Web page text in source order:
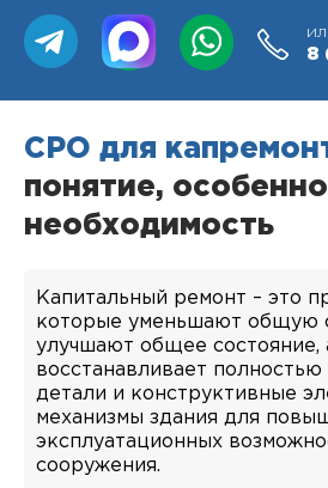
8
СРО для
понятие,
необходимость
Капитальный ремонт – это
которые уменьшают общую
улучшают общее состояние,
восстанавливает полностью
детали и конструктивные
механизмы здания для
эксплуатационных
сооружения.